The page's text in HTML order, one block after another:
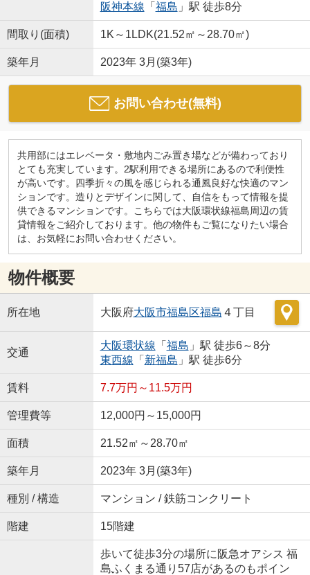
阪神本線 「 福島 」駅 徒歩8分
間取り(面積) 1K～1LDK(21.52㎡～28.70㎡)
築年月 2023年 3月(築3年)
お問い合わせ(無料)
共用部にはエレベータ・敷地内ごみ置き場などが備わっており
とても充実しています。2駅利用できる場所にあるので利便性
が高いです。四季折々の風を感じられる通風良好な快適のマン
ションです。造りとデザインに関して、自信をもって情報を提
供できるマンションです。こちらでは大阪環状線福島周辺の賃
貸情報をご紹介しております。他の物件もご覧になりたい場合
は、お気軽にお問い合わせください。
物件概要
所在地 大阪府大阪市福島区福島 ４丁目
交通
大阪環状線 「 福島 」駅 徒歩6～8分
東西線 「 新福島 」駅 徒歩6分
賃料 7.7万円～11.5万円
管理費等 12,000円～15,000円
面積 21.52㎡～28.70㎡
築年月 2023年 3月(築3年)
種別 / 構造 マンション / 鉄筋コンクリート
階建 15階建
歩いて徒歩3分の場所に阪急オアシス 福
島ふくまる通り57店があるのもポイン